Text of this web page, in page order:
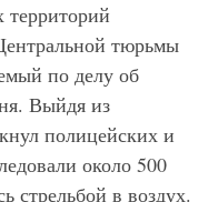
тюрьмы
по делу об
Выйдя из
полицейских и
около 500
стрельбой в воздух.